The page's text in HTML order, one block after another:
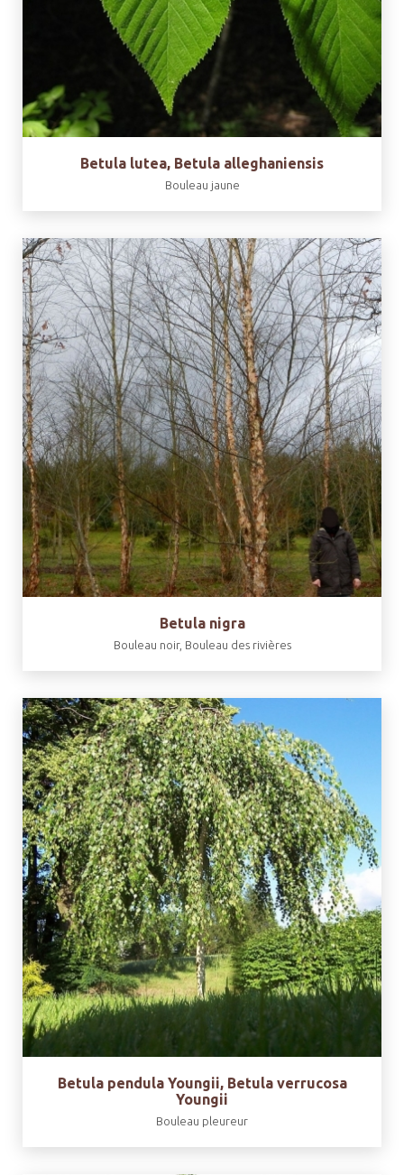
Betula lutea, Betula alleghaniensis
Bouleau jaune
Betula nigra
Bouleau noir, Bouleau des rivières
Betula pendula Youngii, Betula verrucosa
Youngii
Bouleau pleureur